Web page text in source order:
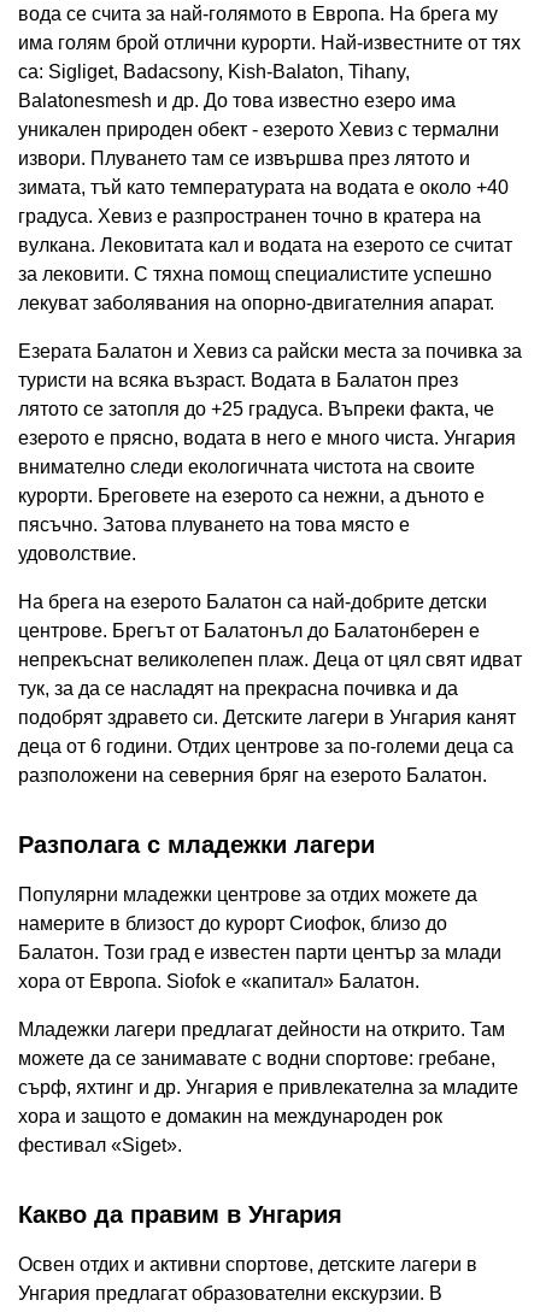
вода се счита за най-голямото в Европа. На брега му
има голям брой отлични курорти. Най-известните от тях
са: Sigliget, Badacsony, Kish-Balaton, Tihany,
Balatonesmesh и др. До това известно езеро има
уникален природен обект - езерото Хевиз с термални
извори. Плуването там се извършва през лятото и
зимата, тъй като температурата на водата е около +40
градуса. Хевиз е разпространен точно в кратера на
вулкана. Лековитата кал и водата на езерото се считат
за лековити. С тяхна помощ специалистите успешно
лекуват заболявания на опорно-двигателния апарат.
Езерата Балатон и Хевиз са райски места за почивка за
туристи на всяка възраст. Водата в Балатон през
лятото се затопля до +25 градуса. Въпреки факта, че
езерото е прясно, водата в него е много чиста. Унгария
внимателно следи екологичната чистота на своите
курорти. Бреговете на езерото са нежни, а дъното е
пясъчно. Затова плуването на това място е
удоволствие.
На брега на езерото Балатон са най-добрите детски
центрове. Брегът от Балатонъл до Балатонберен е
непрекъснат великолепен плаж. Деца от цял ​​свят идват
тук, за да се насладят на прекрасна почивка и да
подобрят здравето си. Детските лагери в Унгария канят
деца от 6 години. Отдих центрове за по-големи деца са
разположени на северния бряг на езерото Балатон.
Разполага с младежки лагери
Популярни младежки центрове за отдих можете да
намерите в близост до курорт Сиофок, близо до
Балатон. Този град е известен парти център за млади
хора от Европа. Siofok е «капитал» Балатон.
Младежки лагери предлагат дейности на открито. Там
можете да се занимавате с водни спортове: гребане,
сърф, яхтинг и др. Унгария е привлекателна за младите
хора и защото е домакин на международен рок
фестивал «Siget».
Какво да правим в Унгария
Освен отдих и активни спортове, детските лагери в
Унгария предлагат образователни екскурзии. В